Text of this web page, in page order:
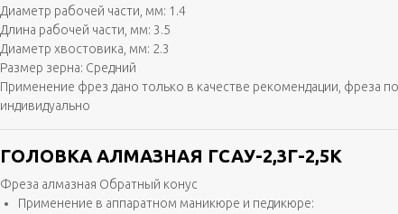
Диаметр рабочей части, мм: 1.4
Длина рабочей части, мм: 3.5
Диаметр хвостовика, мм: 2.3
Размер зерна: Средний
Применение фрез дано только в качестве рекомендации, фреза
индивидуально
ГОЛОВКА АЛМАЗНАЯ ГСАУ-2,3Г-2,5К
Фреза алмазная Обратный конус
Применение в аппаратном маникюре и педикюре: